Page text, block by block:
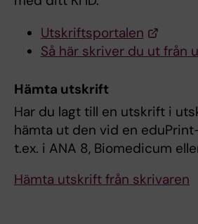
Utskriftsportalen
Så här skriver du ut från
Hämta utskrift
Har du lagt till en utskrift i
hämta ut den vid en
t.ex. i ANA 8, Biomedicum
Hämta utskrift från skrivaren